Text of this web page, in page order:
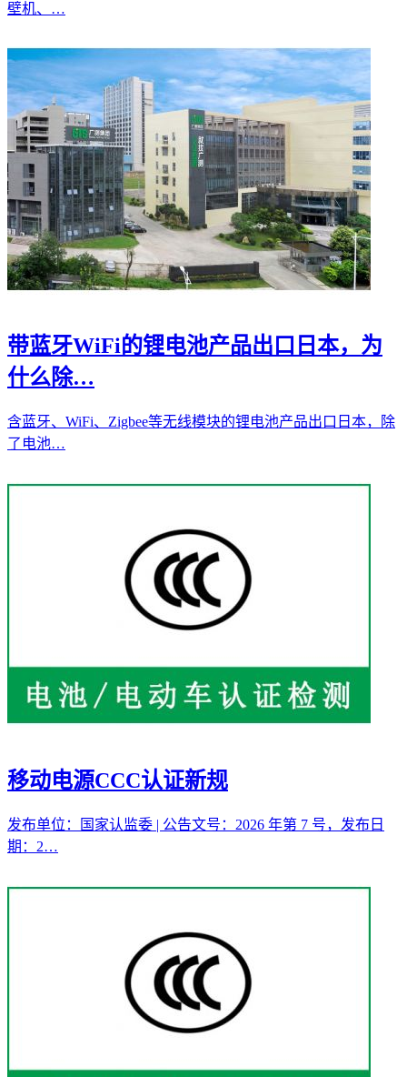
壁机、…
带蓝牙WiFi的锂电池产品出口日本，为
什么除…
含蓝牙、WiFi、Zigbee等无线模块的锂电池产品出口日本，除
了电池…
移动电源CCC认证新规
发布单位：国家认监委 | 公告文号：2026 年第 7 号，发布日
期：2…